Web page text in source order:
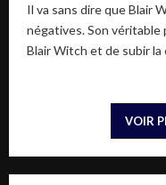
Il va sans dire que Blair
négatives. Son véritable
Blair Witch et de subir la
VOIR